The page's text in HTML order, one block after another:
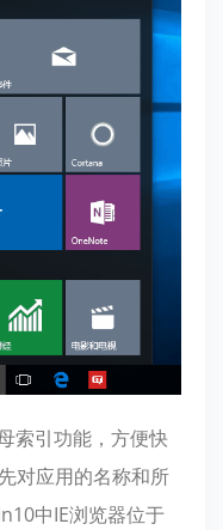
索引功能，方便快
对应用的名称和所
中IE浏览器位于